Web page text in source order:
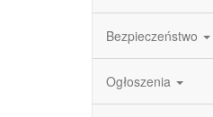
Bezpieczeństwo
Ogłoszenia